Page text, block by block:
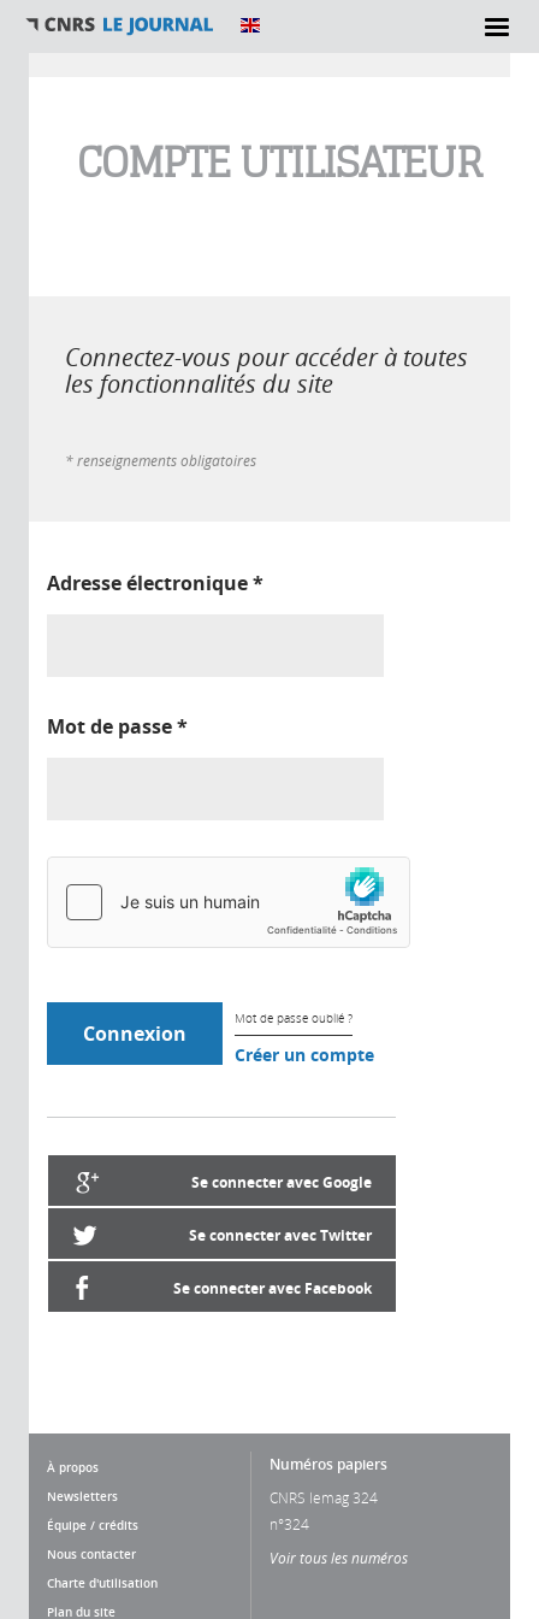
COMPTE UTILISATEUR
Connectez-vous pour accéder à toutes
les fonctionnalités du site
* renseignements obligatoires
Adresse électronique*
Mot de passe*
Mot de passe oublié ?
Créer un compte
Se connecter avec Google
Se connecter avec Twitter
Se connecter avec Facebook
À propos
Newsletters
Équipe / crédits
Nous contacter
Charte d'utilisation
Plan du site
Numéros papiers
CNRS lemag 324
n°324
Voir tous les numéros